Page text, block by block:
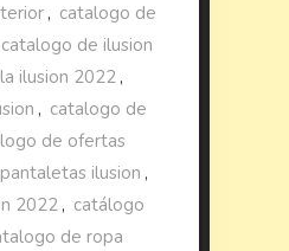
, catalogo de
catalogo de ilusion
ilusion 2022,
, catalogo de
de ofertas
ilusion ,
2022 , catálogo
de ropa